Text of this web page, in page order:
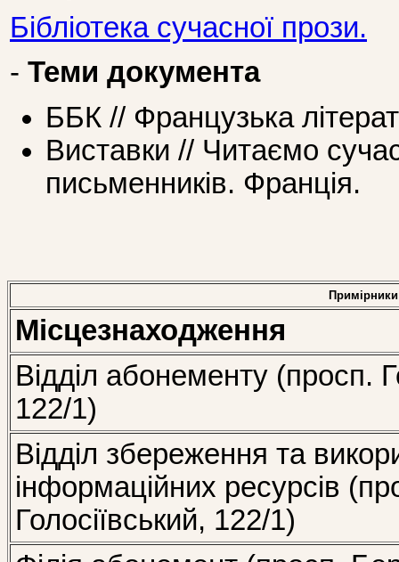
Бібліотека сучасної прози.
- Теми документа
ББК // Французька
Виставки // Читаємо
письменників. Франція.
Примірники
Місцезнаходження
Відділ абонементу (просп.
122/1)
Відділ збереження та
інформаційних ресурсів
Голосіївський, 122/1)